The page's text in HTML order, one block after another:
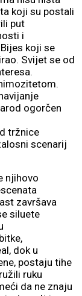
koji su postali
put
i
koji se
Svijet se od
ogorčen
tržnice
scenarij
njihovo
završava
siluete
dok u
postaju tihe
ruku
da ne znaju